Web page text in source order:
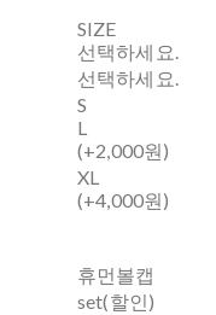
SIZE
선택하세요.
선택하세요.
S
L
(+2,000원)
XL
(+4,000원)
휴먼볼캡
set(할인)